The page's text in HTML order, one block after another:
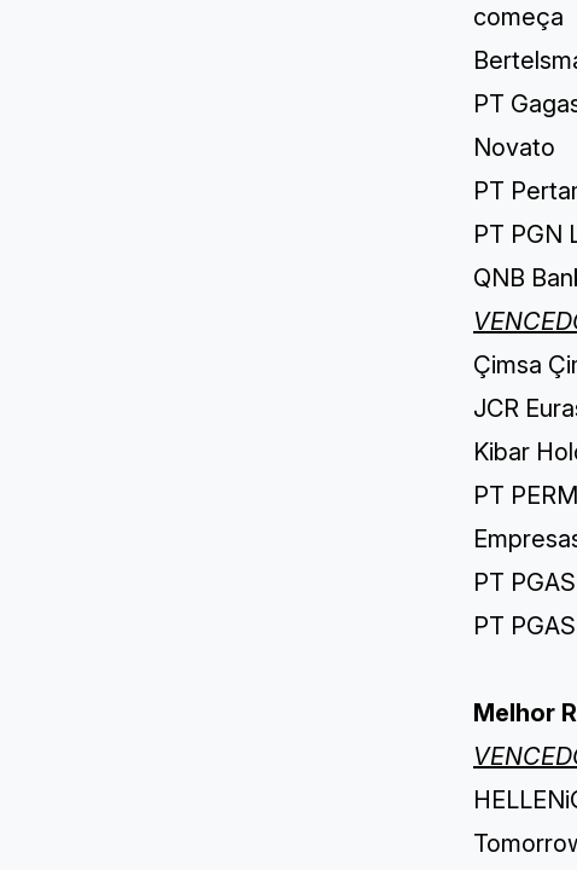
começa
PT
Novato
PT
PT PGN
QNB
Çimsa
JCR
Kibar
PT
PT
PT
Melhor